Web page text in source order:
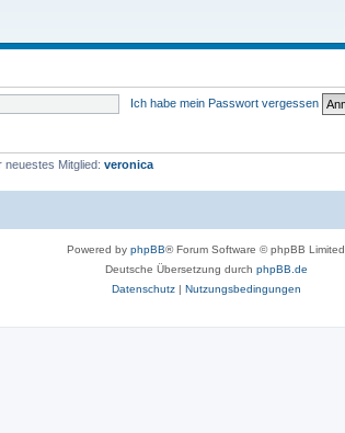
Ich habe mein Passwort vergessen
neuestes Mitglied: veronica
Powered by phpBB® Forum Software © phpBB Limited
Deutsche Übersetzung durch phpBB.de
Datenschutz| Nutzungsbedingungen